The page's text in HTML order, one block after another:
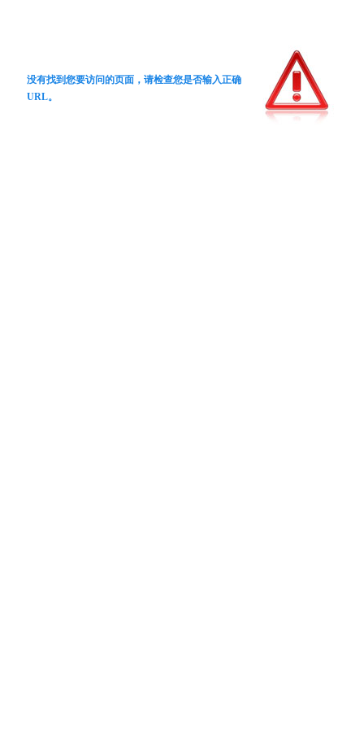
没有找到您要访问的页面，请检查您是否输入正确
URL。